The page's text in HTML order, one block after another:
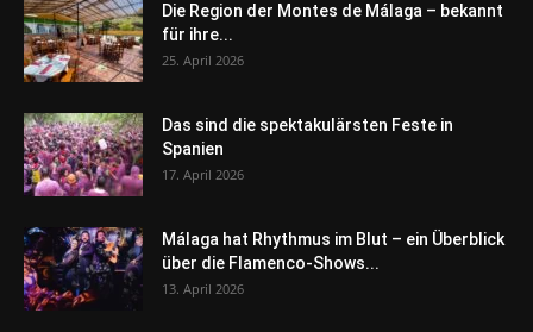
Die Region der Montes de Málaga – bekannt
für ihre...
25. April 2026
Das sind die spektakulärsten Feste in
Spanien
17. April 2026
Málaga hat Rhythmus im Blut – ein Überblick
über die Flamenco-Shows...
13. April 2026